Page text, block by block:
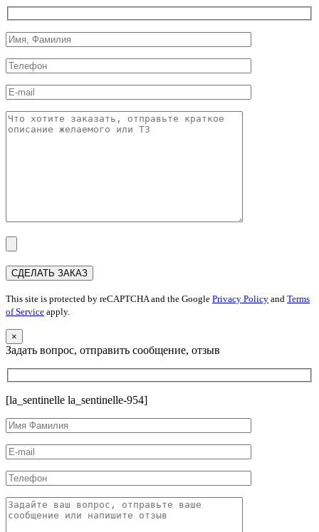
This site is protected by reCAPTCHA and the Google Privacy Policy and Terms
of Service apply.
×
Задать вопрос, отправить сообщение, отзыв
[la_sentinelle la_sentinelle-954]